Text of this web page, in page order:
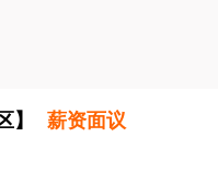
务合作/海外岗位的，请务必
】 薪资面议